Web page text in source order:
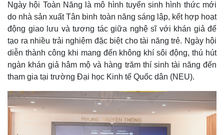
Ngày hội Toàn Năng là mô hình tuyển sinh hình thức mới
do nhà sản xuất Tân binh toàn năng sáng lập, kết hợp hoạt
động giao lưu và tương tác giữa nghệ sĩ với khán giả để
tạo ra nhiều trải nghiệm đặc biệt cho tài năng trẻ. Ngày hội
diễn thành công khi mang đến không khí sôi động, thú hút
ngàn khán giả hâm mộ và hàng trăm thí sinh tài năng đến
tham gia tại trường Đại học Kinh tế Quốc dân (NEU).